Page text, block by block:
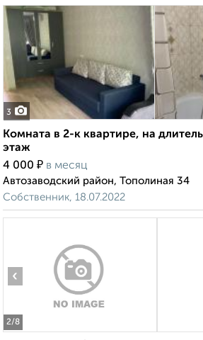
3
Комната в 2-к квартире, на
этаж
4 000 ₽ в месяц
Автозаводский район, Тополиная 34
Собственник, 18.07.2022
2/8
‹